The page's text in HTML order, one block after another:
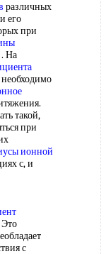
различных
его
при
. На
такой,
при
ионной
с, и
Это
с